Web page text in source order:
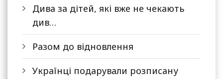
Дива за дітей, які вже не чекають
див…
Разом до відновлення
Українці подарували розписану